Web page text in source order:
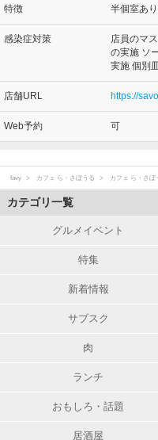
特徴 半個室あ
感染症対策
店員のマ
の実施 ソ
実施 個別
店舗URL https://
Web予約 可
favy カフェ ら・さぼうる カフェ ら・さぼ
カテゴリ一覧
グルメイベント
特集
新着情報
サブスク
肉
ランチ
おもしろ・話題
居酒屋